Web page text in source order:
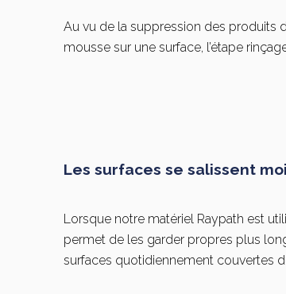
Au vu de la suppression des produits
mousse sur une surface, l’étape
Les surfaces se salissent
Lorsque notre matériel Raypath est
permet de les garder propres plus
surfaces quotidiennement couvertes